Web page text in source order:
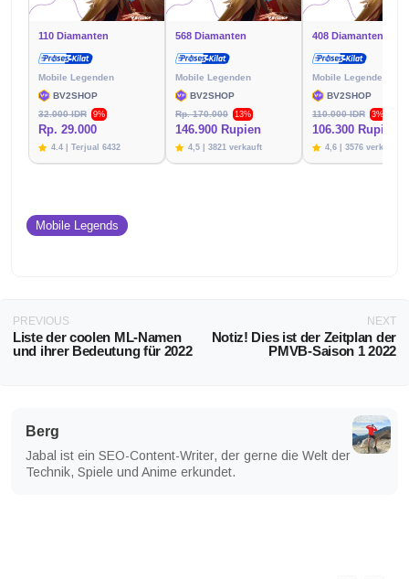
110 Diamanten
Mobile Legenden
BV2SHOP
32.000 IDR
9%
Rp. 29.000
4.4 | Terjual 6432
568 Diamanten
Mobile Legenden
BV2SHOP
Rp. 170.000
13%
146.900 Rupien
4,5 | 3821 verkauft
408 Diamanten
Mobile Legenden
BV2SHOP
110.000 IDR
3%
106.300 Rupien
4,6 | 3576 verkauft
Mobile Legends
PREVIOUS
Liste der coolen ML-Namen
und ihrer Bedeutung für 2022
NEXT
Notiz! Dies ist der Zeitplan der
PMVB-Saison 1 2022
Berg
Jabal ist ein SEO-Content-Writer, der gerne die Welt der
Technik, Spiele und Anime erkundet.